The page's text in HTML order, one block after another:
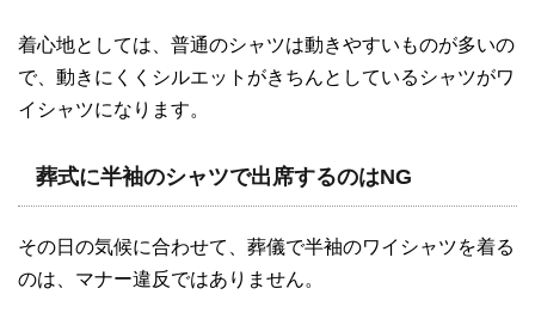
着心地としては、普通のシャツは動きやすいものが多いの
で、動きにくくシルエットがきちんとしているシャツがワ
イシャツになります。
葬式に半袖のシャツで出席するのはNG
その日の気候に合わせて、葬儀で半袖のワイシャツを着る
のは、マナー違反ではありません。